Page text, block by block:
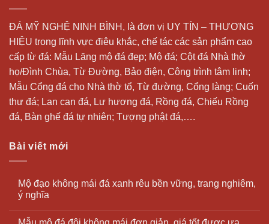
ĐÁ MỸ NGHỆ NINH BÌNH, là đơn vị UY TÍN – THƯƠNG
HIỆU trong lĩnh vực điêu khắc, chế tác các sản phẩm cao
cấp từ đá: Mẫu Lăng mộ đá đẹp; Mộ đá; Cột đá Nhà thờ
họ/Đình Chùa, Từ Đường, Bảo điện, Công trình tâm linh;
Mẫu Cổng đá cho Nhà thờ tổ, Từ đường, Cổng làng; Cuốn
thư đá; Lan can đá, Lư hương đá, Rồng đá, Chiếu Rồng
đá, Bàn ghế đá tự nhiên; Tượng phật đá,….
Bài viết mới
Mộ đạo không mái đá xanh rêu bền vững, trang nghiêm,
ý nghĩa